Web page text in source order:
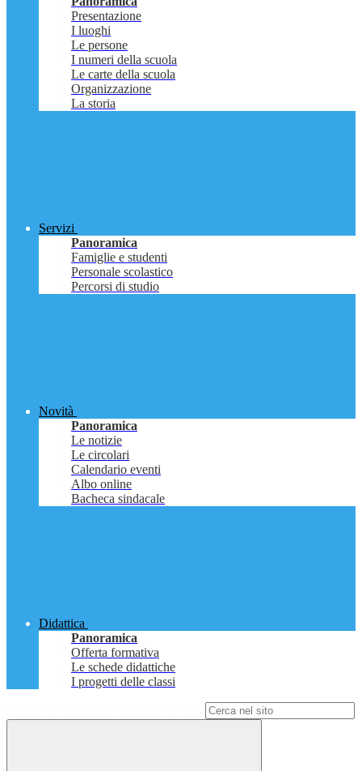
Presentazione
I luoghi
Le persone
I numeri della scuola
Le carte della scuola
Organizzazione
La storia
Servizi
Panoramica
Famiglie e studenti
Personale scolastico
Percorsi di studio
Novità
Panoramica
Le notizie
Le circolari
Calendario eventi
Albo online
Bacheca sindacale
Didattica
Panoramica
Offerta formativa
Le schede didattiche
I progetti delle classi